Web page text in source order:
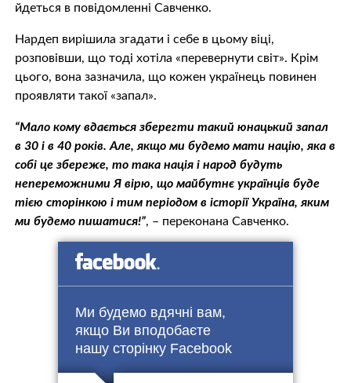
Ми будемо вдячні вам,
якщо Ви вподобаєте
нашу сторінку Facebook
йдеться в повідомленні Савченко.
Нардеп вирішила згадати і себе в цьому віці,
розповівши, що тоді хотіла «перевернути світ». Крім
цього, вона зазначила, що кожен українець повинен
проявляти такої «запал».
“Мало кому вдається зберегти такий юнацький запал
в 30 і в 40 років. Але, якщо ми будемо мати націю, яка в
собі це збереже, то така нація і народ будуть
непереможними Я вірю, що майбутнє українців буде
тією сторінкою і тим періодом в історії Україна, яким
ми будемо пишатися!”, – переконана Савченко.